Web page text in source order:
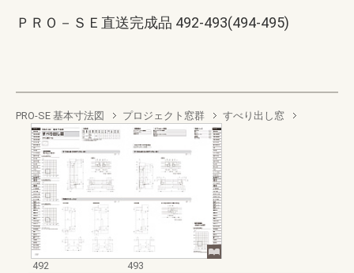
ＰＲＯ－ＳＥ直送完成品 492-493(494-495)
PRO-SE 基本寸法図 プロジェクト窓群 すべり出し窓
492
493